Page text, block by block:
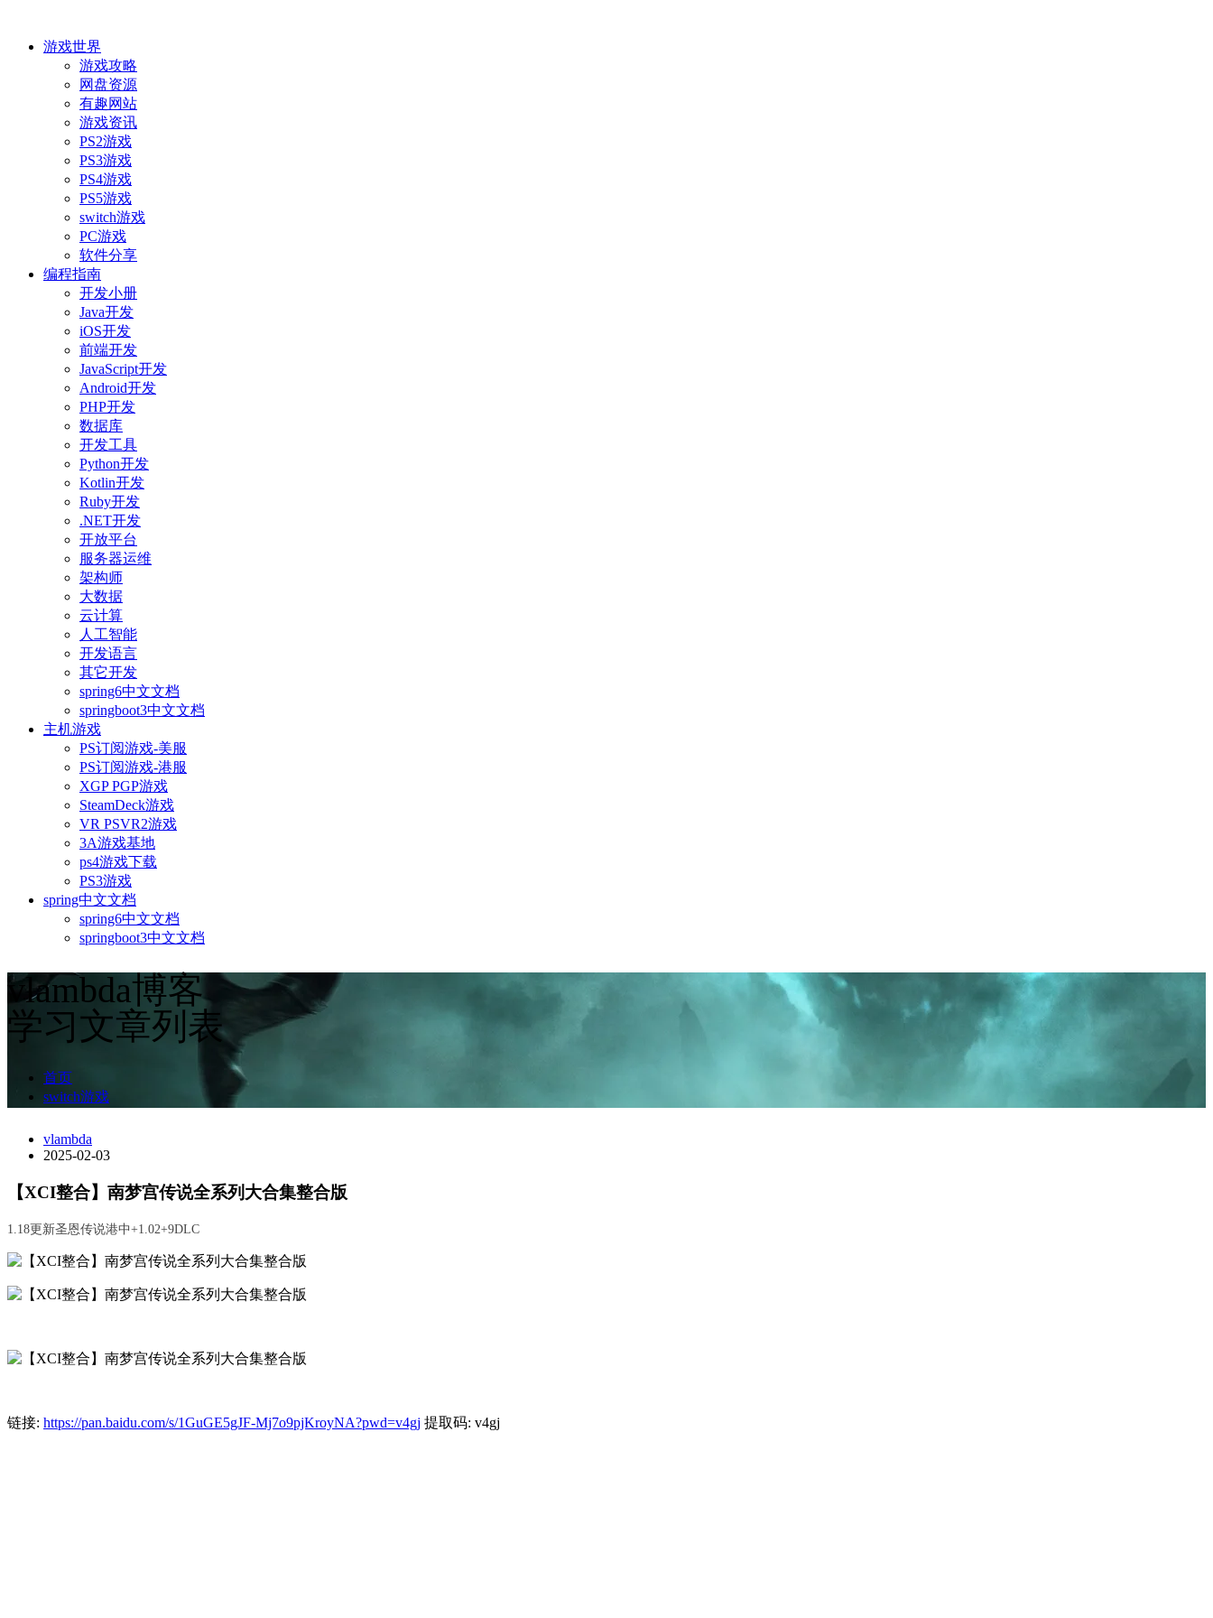
游戏世界
游戏攻略
网盘资源
有趣网站
游戏资讯
PS2游戏
PS3游戏
PS4游戏
PS5游戏
switch游戏
PC游戏
软件分享
编程指南
开发小册
Java开发
iOS开发
前端开发
JavaScript开发
Android开发
PHP开发
数据库
开发工具
Python开发
Kotlin开发
Ruby开发
.NET开发
开放平台
服务器运维
架构师
大数据
云计算
人工智能
开发语言
其它开发
spring6中文文档
springboot3中文文档
主机游戏
PS订阅游戏-美服
PS订阅游戏-港服
XGP PGP游戏
SteamDeck游戏
VR PSVR2游戏
3A游戏基地
ps4游戏下载
PS3游戏
spring中文文档
spring6中文文档
springboot3中文文档
vlambda博客
学习文章列表
首页
switch游戏
vlambda
2025-02-03
【XCI整合】南梦宫传说全系列大合集整合版
1.18更新圣恩传说港中+1.02+9DLC
链接: https://pan.baidu.com/s/1GuGE5gJF-Mj7o9pjKroyNA?pwd=v4gj 提取码: v4gj